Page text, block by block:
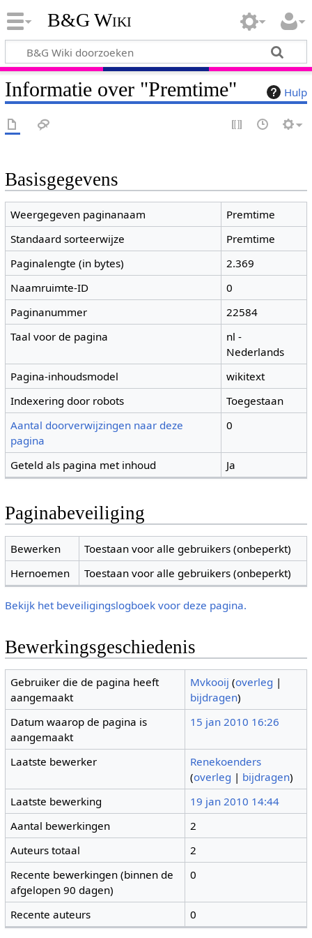
B&G Wiki
Hulp
Informatie over "Premtime"
Basisgegevens
Weergegeven paginanaam
Premtime
Standaard sorteerwijze
Premtime
Paginalengte (in bytes)
2.369
Naamruimte-ID
0
Paginanummer
22584
Taal voor de pagina
nl -
Nederlands
Pagina-inhoudsmodel
wikitext
Indexering door robots
Toegestaan
Aantal doorverwijzingen naar deze
pagina
0
Geteld als pagina met inhoud Ja
Paginabeveiliging
Bewerken
Toestaan voor alle gebruikers (onbeperkt)
Hernoemen
Toestaan voor alle gebruikers (onbeperkt)
Bekijk het beveiligingslogboek voor deze pagina.
Bewerkingsgeschiedenis
Gebruiker die de pagina heeft
aangemaakt
Mvkooij (overleg |
bijdragen)
Datum waarop de pagina is
aangemaakt
15 jan 2010 16:26
Laatste bewerker
Renekoenders
(overleg | bijdragen)
Laatste bewerking
19 jan 2010 14:44
Aantal bewerkingen
2
Auteurs totaal
2
Recente bewerkingen (binnen de
afgelopen 90 dagen)
0
Recente auteurs 0